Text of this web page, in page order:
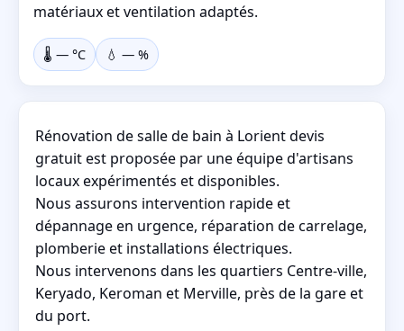
matériaux et ventilation adaptés.
🌡️ — °C 💧 — %
Rénovation de salle de bain à Lorient devis
gratuit est proposée par une équipe d'artisans
locaux expérimentés et disponibles.
Nous assurons intervention rapide et
dépannage en urgence, réparation de carrelage,
plomberie et installations électriques.
Nous intervenons dans les quartiers Centre-ville,
Keryado, Keroman et Merville, près de la gare et
du port.